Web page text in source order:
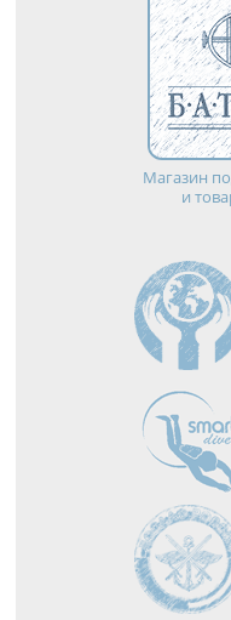
Магазин
и